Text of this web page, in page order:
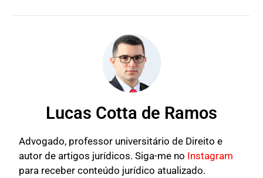
Lucas Cotta de Ramos
Advogado, professor universitário de Direito e
autor de artigos jurídicos. Siga-me no Instagram
para receber conteúdo jurídico atualizado.